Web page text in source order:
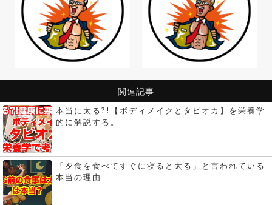
関連記事
本当に太る?!【ボディメイクとタピオカ】を栄養学
的に解説する。
「夕食を食べてすぐに寝ると太る」と言われている
本当の理由